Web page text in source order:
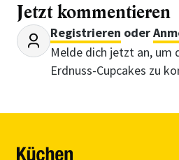
Jetzt kommentieren
Registrieren oder
Melde dich jetzt an, um
Erdnuss-Cupcakes zu